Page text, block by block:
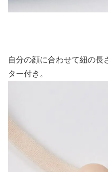
自分の顔に合わせて紐の長
ター付き。